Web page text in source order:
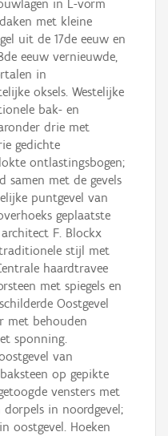
in L-vorm
met kleine
uit de 17de eeuw en
eeuw vernieuwde,
in
oksels. Westelijke
bak- en
drie met
gedichte
ontlastingsbogen;
samen met de gevels
puntgevel van
geplaatste
F. Blockx
stijl met
haardtravee
met spiegels en
Oostgevel
met behouden
sponning.
van
op gepikte
vensters met
in noordgevel;
oostgevel. Hoeken